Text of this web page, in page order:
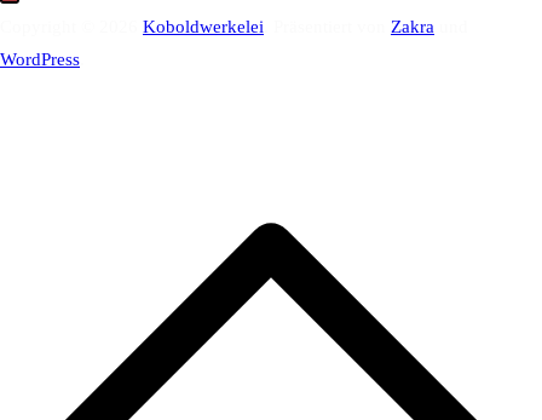
Koboldwerkelei Zakra
WordPress